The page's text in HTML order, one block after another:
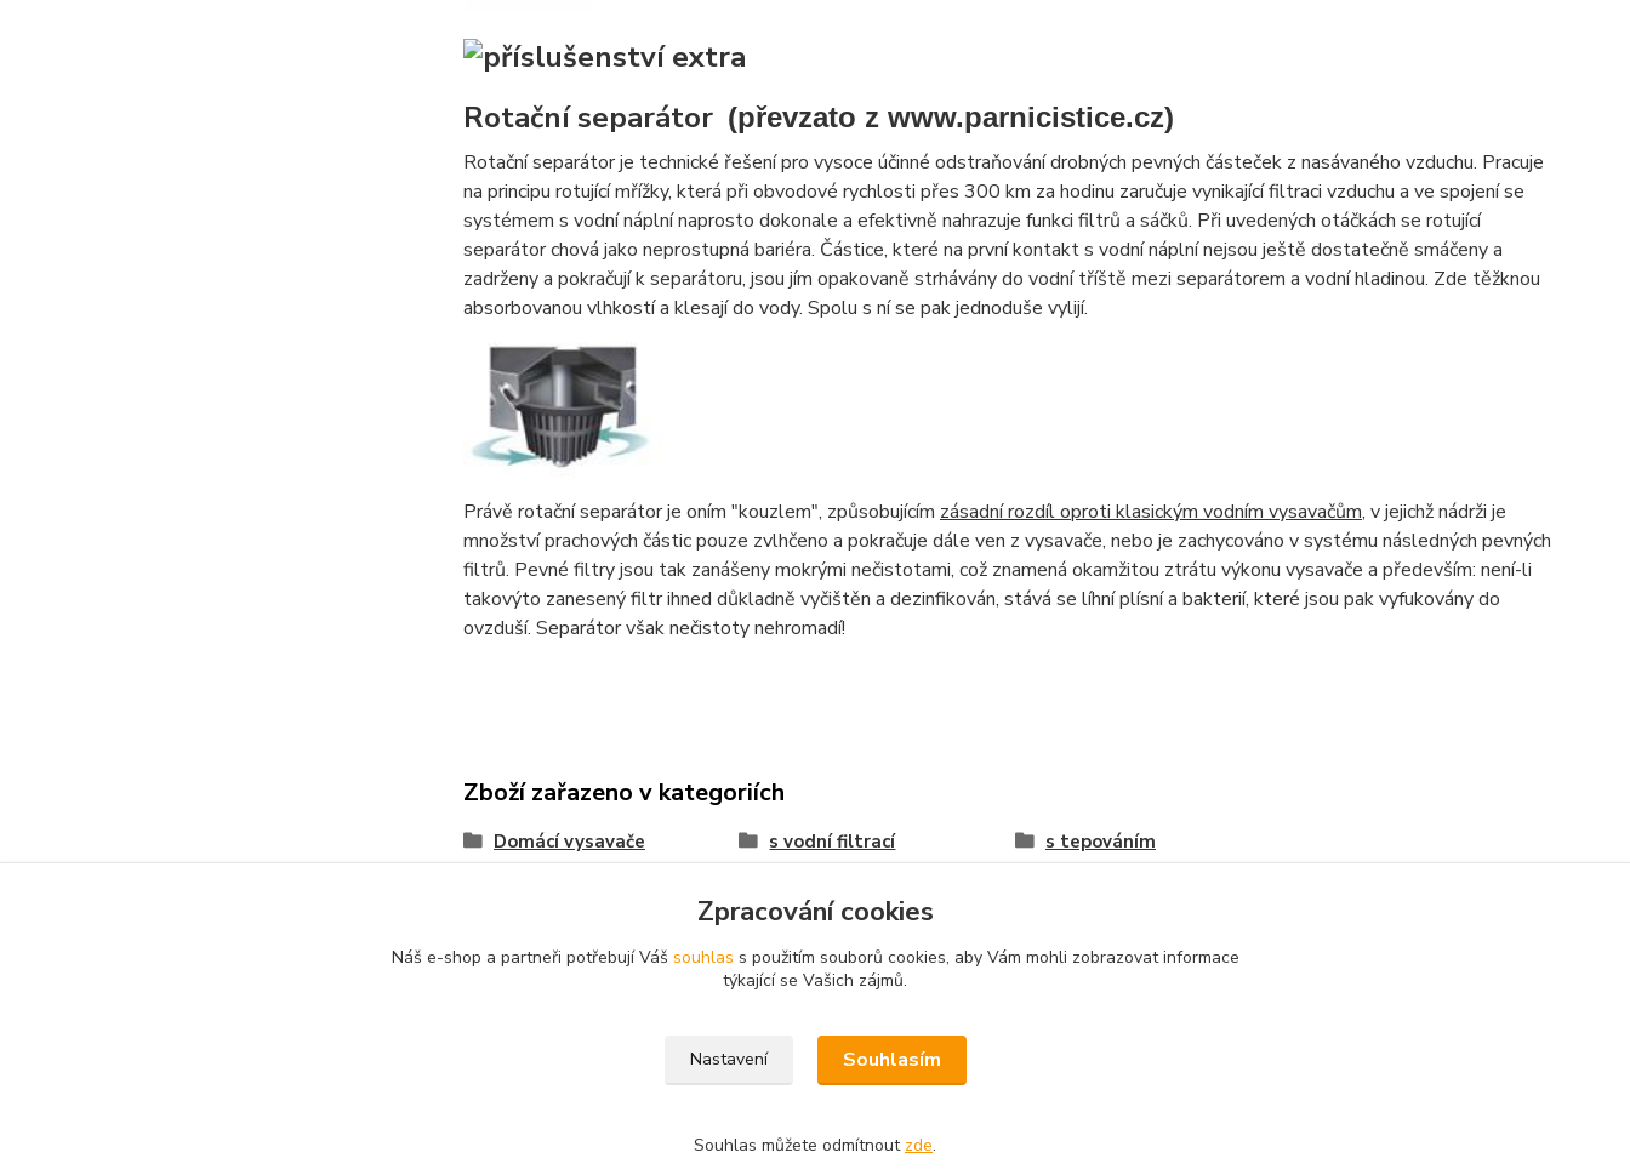
Rotační separátor (převzato z www.parnicistice.cz)
Rotační separátor je technické řešení pro vysoce účinné odstraňování drobných pevných částeček z nasávaného vzduchu. Pracuje
na principu rotující mřížky, která při obvodové rychlosti přes 300 km za hodinu zaručuje vynikající filtraci vzduchu a ve spojení se
systémem s vodní náplní naprosto dokonale a efektivně nahrazuje funkci filtrů a sáčků. Při uvedených otáčkách se rotující
separátor chová jako neprostupná bariéra. Částice, které na první kontakt s vodní náplní nejsou ještě dostatečně smáčeny a
zadrženy a pokračují k separátoru, jsou jím opakovaně strhávány do vodní tříště mezi separátorem a vodní hladinou. Zde těžknou
absorbovanou vlhkostí a klesají do vody. Spolu s ní se pak jednoduše vylijí.
Právě rotační separátor je oním "kouzlem", způsobujícím zásadní rozdíl oproti klasickým vodním vysavačům, v jejichž nádrži je
množství prachových částic pouze zvlhčeno a pokračuje dále ven z vysavače, nebo je zachycováno v systému následných pevných
filtrů. Pevné filtry jsou tak zanášeny mokrými nečistotami, což znamená okamžitou ztrátu výkonu vysavače a především: není-li
takovýto zanesený filtr ihned důkladně vyčištěn a dezinfikován, stává se líhní plísní a bakterií, které jsou pak vyfukovány do
ovzduší. Separátor však nečistoty nehromadí!
Zboží zařazeno v kategoriích
Domácí vysavače s vodní filtrací s tepováním
603478604,e.mail :info@vysavace.net
Zpracování cookies
Náš e-shop a partneři potřebují Váš souhlas s použitím souborů cookies, aby Vám mohli zobrazovat informace
týkající se Vašich zájmů.
Nastavení Souhlasím
Souhlas můžete odmítnout zde.